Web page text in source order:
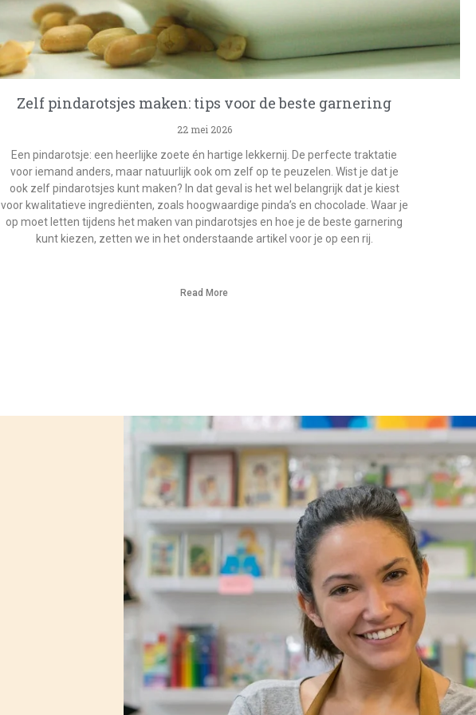
Zelf pindarotsjes maken: tips voor de beste garnering
22 mei 2026
Een pindarotsje: een heerlijke zoete én hartige lekkernij. De perfecte traktatie
voor iemand anders, maar natuurlijk ook om zelf op te peuzelen. Wist je dat je
ook zelf pindarotsjes kunt maken? In dat geval is het wel belangrijk dat je kiest
voor kwalitatieve ingrediënten, zoals hoogwaardige pinda’s en chocolade. Waar je
op moet letten tijdens het maken van pindarotsjes en hoe je de beste garnering
kunt kiezen, zetten we in het onderstaande artikel voor je op een rij.
Read More